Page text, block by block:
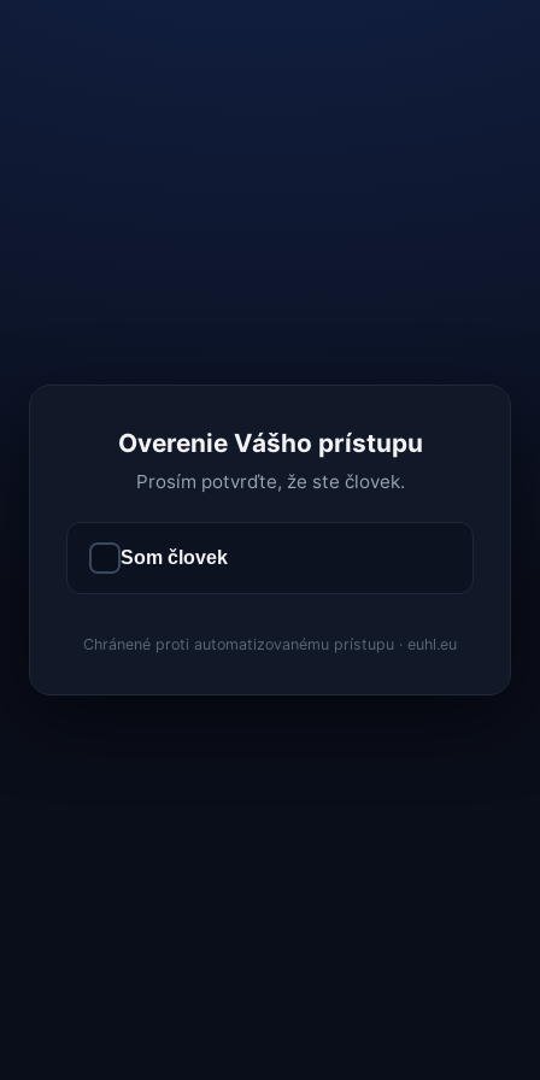
Overenie Vášho prístupu
Prosím potvrďte, že ste človek.
Som človek
Chránené proti automatizovanému prístupu · euhl.eu